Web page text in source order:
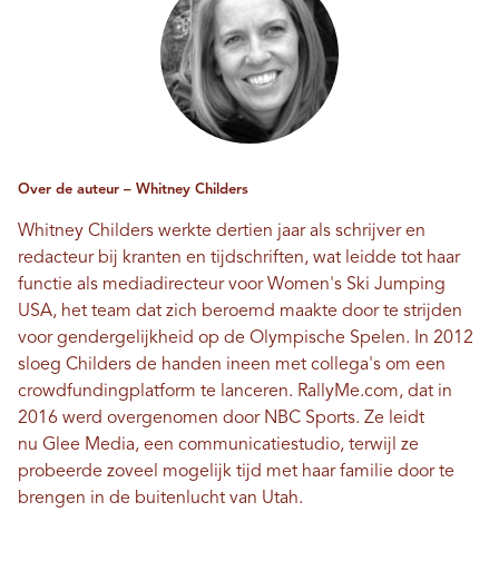
Over de auteur – Whitney Childers
Whitney Childers werkte dertien jaar als schrijver en
redacteur bij kranten en tijdschriften, wat leidde tot haar
functie als mediadirecteur voor Women's Ski Jumping
USA, het team dat zich beroemd maakte door te strijden
voor gendergelijkheid op de Olympische Spelen. In 2012
sloeg Childers de handen ineen met collega's om een ​​
crowdfundingplatform te lanceren. RallyMe.com, dat in
2016 werd overgenomen door NBC Sports. Ze leidt
nu Glee Media, een communicatiestudio, terwijl ze
probeerde zoveel mogelijk tijd met haar familie door te
brengen in de buitenlucht van Utah.